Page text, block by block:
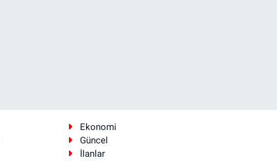
Ekonomi
Güncel
İlanlar